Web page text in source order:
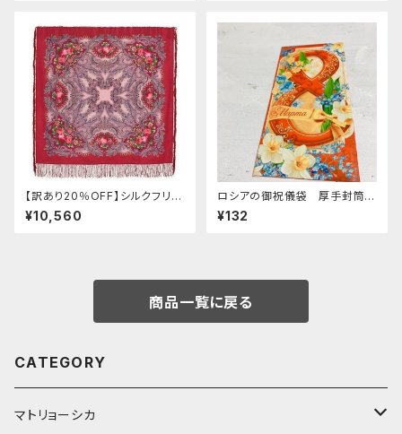
【訳あり20％OFF】シルクフリン
ジ付きウールスカーフ ロシアン
プラトーク 「蝶々の夢」125x125
¥10,560
ロシアの御祝儀袋 厚手封筒
E-284 「3/8 国際婦人デー
ロゴ」
¥132
商品一覧に戻る
CATEGORY
マトリョーシカ